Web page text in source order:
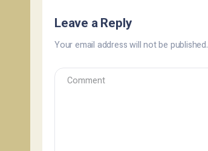
Leave a Reply
Your email address will not be published.